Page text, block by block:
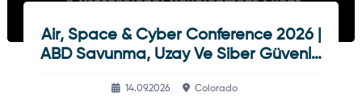
Air, Space & Cyber Conference 2026 |
ABD Savunma, Uzay Ve Siber Güvenlik
14.09.2026 Colorado